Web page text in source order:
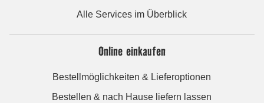
Alle Services im Überblick
Online einkaufen
Bestellmöglichkeiten & Lieferoptionen
Bestellen & nach Hause liefern lassen